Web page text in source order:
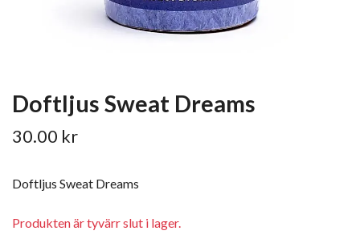
Doftljus Sweat Dreams
30.00 kr
Doftljus Sweat Dreams
Produkten är tyvärr slut i lager.